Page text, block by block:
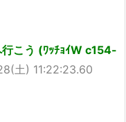
こう (ﾜｯﾁｮｲW c154-
土) 11:22:23.60